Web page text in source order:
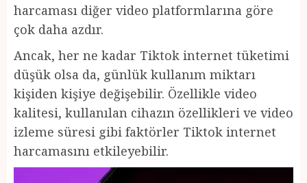
harcaması diğer video platformlarına göre
çok daha azdır.
Ancak, her ne kadar Tiktok internet tüketimi
düşük olsa da, günlük kullanım miktarı
kişiden kişiye değişebilir. Özellikle video
kalitesi, kullanılan cihazın özellikleri ve video
izleme süresi gibi faktörler Tiktok internet
harcamasını etkileyebilir.